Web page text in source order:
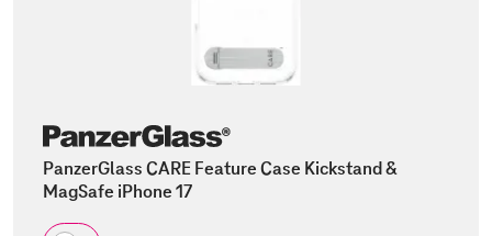
PanzerGlass CARE Feature Case Kickstand &
MagSafe iPhone 17